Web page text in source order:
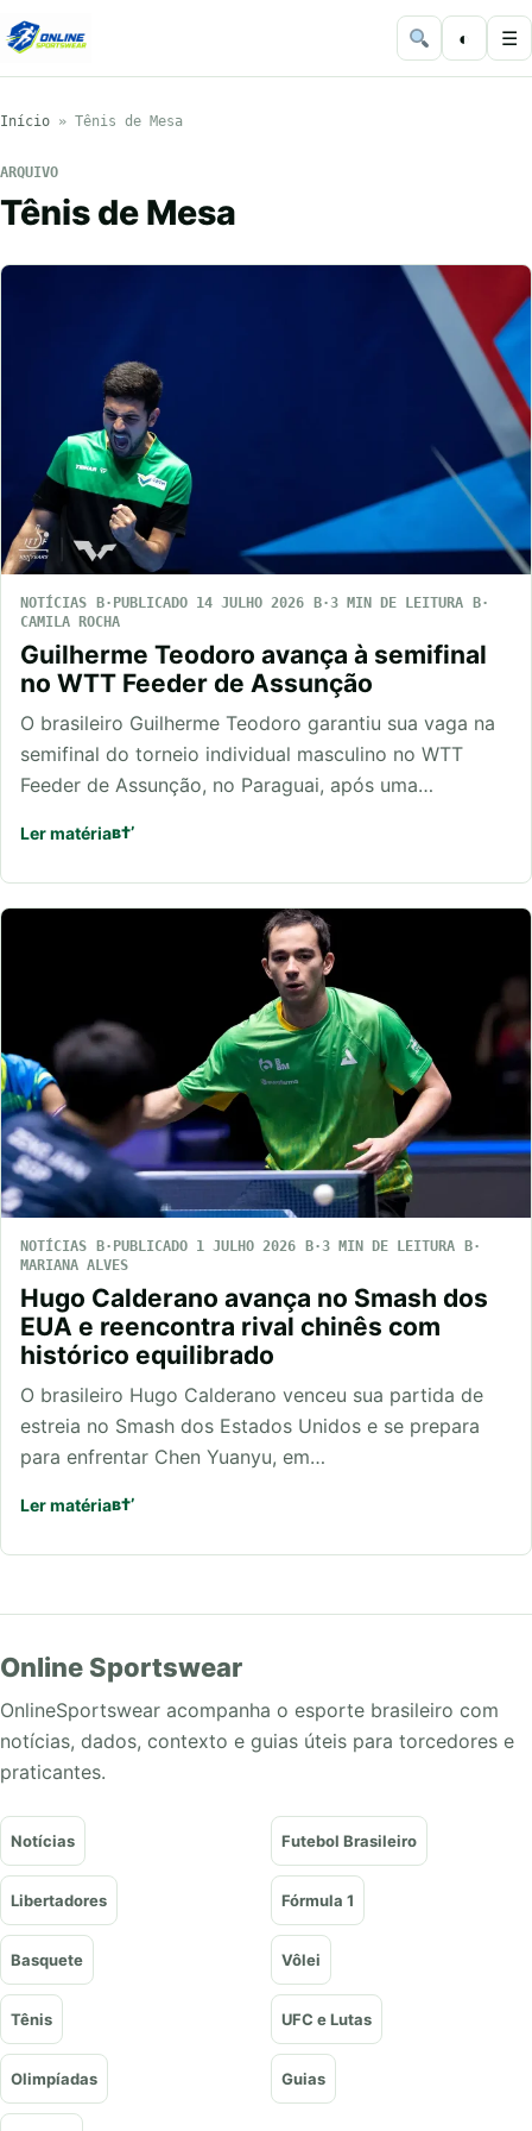
◐ ☰
Início » Tênis de Mesa
ARQUIVO
Tênis de Mesa
NOTÍCIAS PUBLICADO 14 JULHO 2026
3 MIN DE LEITURA
CAMILA ROCHA
Guilherme Teodoro avança à semifinal
no WTT Feeder de Assunção
O brasileiro Guilherme Teodoro garantiu sua vaga na
semifinal do torneio individual masculino no WTT
Feeder de Assunção, no Paraguai, após uma…
Ler matéria
NOTÍCIAS PUBLICADO 1 JULHO 2026
3 MIN DE LEITURA
MARIANA ALVES
Hugo Calderano avança no Smash dos
EUA e reencontra rival chinês com
histórico equilibrado
O brasileiro Hugo Calderano venceu sua partida de
estreia no Smash dos Estados Unidos e se prepara
para enfrentar Chen Yuanyu, em…
Ler matéria
Online Sportswear
OnlineSportswear acompanha o esporte brasileiro com
notícias, dados, contexto e guias úteis para torcedores e
praticantes.
Notícias Futebol Brasileiro
Libertadores Fórmula 1
Basquete Vôlei
Tênis UFC e Lutas
Olimpíadas Guias